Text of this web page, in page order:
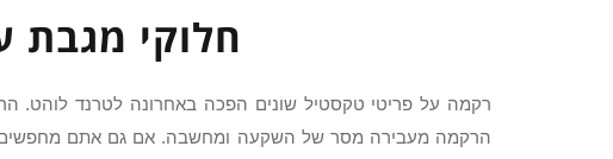
חלוקי מגבת
רקמה על פריטי טקסטיל שונים הפכה באחרונה לטרנד לוהט.
הרקמה מעבירה מסר של השקעה ומחשבה. אם גם אתם